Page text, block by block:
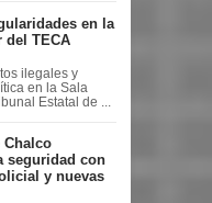
en la
del TECA
ilegales y
en la Sala
Estatal de ...
Chalco
seguridad con
y nuevas